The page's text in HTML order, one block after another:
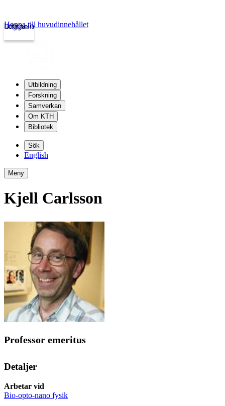
kth.se
Logga in
Hoppa till huvudinnehållet
Utbildning
Forskning
Samverkan
Om KTH
Bibliotek
Sök
English
Meny
Kjell Carlsson
Professor emeritus
Detaljer
Arbetar vid
Bio-opto-nano fysik